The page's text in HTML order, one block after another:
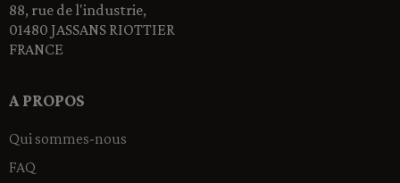
88, rue de l'industrie,
01480 JASSANS RIOTTIER
FRANCE
A PROPOS
Qui sommes-nous
FAQ